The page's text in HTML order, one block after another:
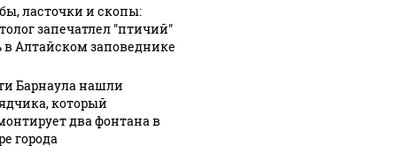
ласточки и скопы:
запечатлел "птичий"
Алтайском заповеднике
Барнаула нашли
который
два фонтана в
города